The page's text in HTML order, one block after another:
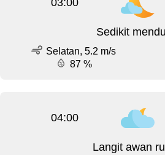
03:00
Sedikit
Selatan, 5.2 m/s
87 %
04:00
Langit awan